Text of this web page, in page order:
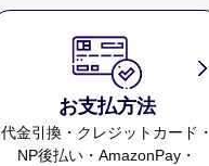
お支払方法
代金引換・クレジットカード・
NP後払い・AmazonPay・